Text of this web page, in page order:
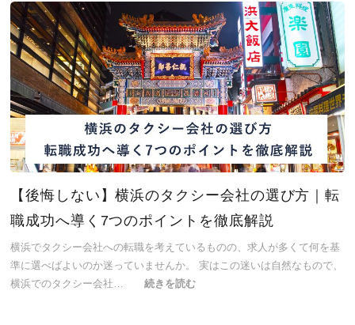
【後悔しない】横浜のタクシー会社の選び方｜転
職成功へ導く7つのポイントを徹底解説
横浜でタクシー会社への転職を考えているものの、求人が多くて何を基
準に選べばよいのか迷っていませんか。 実はこの迷いは自然なもので、
横浜でのタクシー会社… 続きを読む